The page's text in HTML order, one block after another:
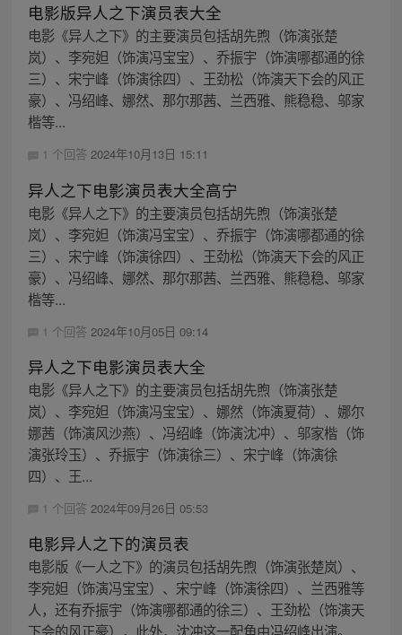
电影版异人之下演员表大全
电影《异人之下》的主要演员包括胡先煦（饰演张楚
岚）、李宛妲（饰演冯宝宝）、乔振宇（饰演哪都通的徐
三）、宋宁峰（饰演徐四）、王劲松（饰演天下会的风正
豪）、冯绍峰、娜然、那尔那茜、兰西雅、熊稳稳、邬家
楷等...
1 个回答 2024年10月13日 15:11
异人之下电影演员表大全高宁
电影《异人之下》的主要演员包括胡先煦（饰演张楚
岚）、李宛妲（饰演冯宝宝）、乔振宇（饰演哪都通的徐
三）、宋宁峰（饰演徐四）、王劲松（饰演天下会的风正
豪）、冯绍峰、娜然、那尔那茜、兰西雅、熊稳稳、邬家
楷等...
1 个回答 2024年10月05日 09:14
异人之下电影演员表大全
电影《异人之下》的主要演员包括胡先煦（饰演张楚
岚）、李宛妲（饰演冯宝宝）、娜然（饰演夏荷）、娜尔
娜茜（饰演风沙燕）、冯绍峰（饰演沈冲）、邬家楷（饰
演张玲玉）、乔振宇（饰演徐三）、宋宁峰（饰演徐
四）、王...
1 个回答 2024年09月26日 05:53
电影异人之下的演员表
电影版《一人之下》的演员包括胡先煦（饰演张楚岚）、
李宛妲（饰演冯宝宝）、宋宁峰（饰演徐四）、兰西雅等
人，还有乔振宇（饰演哪都通的徐三）、王劲松（饰演天
下会的风正豪），此外，沈冲这一配角由冯绍峰出演。